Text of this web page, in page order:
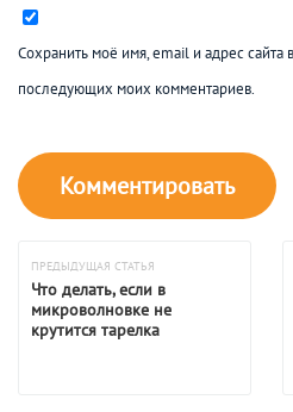
Сохранить моё имя, email и адрес сайта
последующих моих комментариев.
ПРЕДЫДУЩАЯ СТАТЬЯ
Что делать, если в
микроволновке не
крутится тарелка